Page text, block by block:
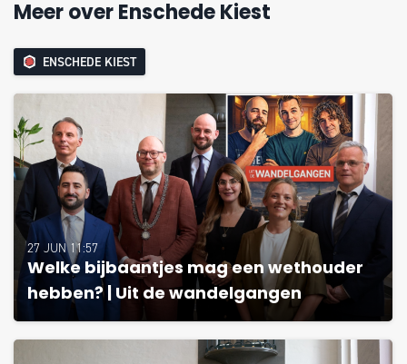
Meer over Enschede Kiest
ENSCHEDE KIEST
27 JUN 11:57
Welke bijbaantjes mag een wethouder
hebben? | Uit de wandelgangen